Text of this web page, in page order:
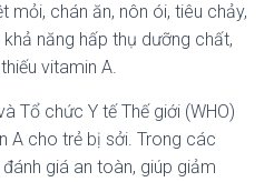
mỏi, chán ăn, nôn ói, tiêu chảy,
năng hấp thụ dưỡng chất,
vitamin A.
Tổ chức Y tế Thế giới (WHO)
A cho trẻ bị sởi. Trong các
giá an toàn, giúp giảm